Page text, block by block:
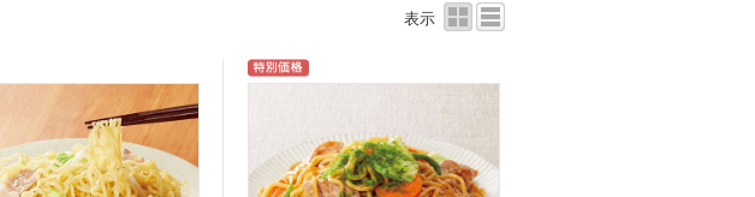
表示